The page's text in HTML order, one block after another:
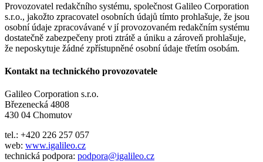
Provozovatel redakčního systému, společnost Galileo Corporation
s.r.o., jakožto zpracovatel osobních údajů tímto prohlašuje, že jsou
osobní údaje zpracovávané v jí provozovaném redakčním systému
dostatečně zabezpečeny proti ztrátě a úniku a zároveň prohlašuje,
že neposkytuje žádné zpřístupněné osobní údaje třetím osobám.
Kontakt na technického provozovatele
Galileo Corporation s.r.o.
Březenecká 4808
430 04 Chomutov
tel.: +420 226 257 057
web: www.igalileo.cz
technická podpora: podpora@igalileo.cz